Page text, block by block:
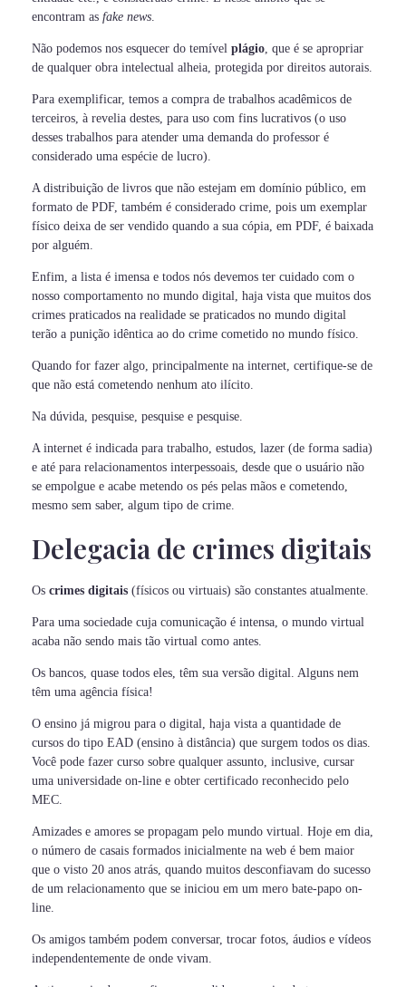
encontram as fake news
Não podemos nos esquecer do temível plágio , que é se apropriar
de qualquer obra intelectual alheia, protegida por direitos autorais.
Para exemplificar, temos a compra de trabalhos acadêmicos de
terceiros, à revelia destes, para uso com fins lucrativos (o uso
desses trabalhos para atender uma demanda do professor é
considerado uma espécie de lucro).
A distribuição de livros que não estejam em domínio público, em
formato de PDF, também é considerado crime, pois um exemplar
físico deixa de ser vendido quando a sua cópia, em PDF, é baixada
por alguém.
Enfim, a lista é imensa e todos nós devemos ter cuidado com o
nosso comportamento no mundo digital, haja vista que muitos dos
crimes praticados na realidade se praticados no mundo digital
terão a punição idêntica ao do crime cometido no mundo físico.
Quando for fazer algo, principalmente na internet, certifique-se de
que não está cometendo nenhum ato ilícito.
Na dúvida, pesquise, pesquise e pesquise.
A internet é indicada para trabalho, estudos, lazer (de forma sadia)
e até para relacionamentos interpessoais, desde que o usuário não
se empolgue e acabe metendo os pés pelas mãos e cometendo,
mesmo sem saber, algum tipo de crime.
Delegacia de crimes digitais
Os crimes digitais (físicos ou virtuais) são constantes atualmente.
Para uma sociedade cuja comunicação é intensa, o mundo virtual
acaba não sendo mais tão virtual como antes.
Os bancos, quase todos eles, têm sua versão digital. Alguns nem
têm uma agência física!
O ensino já migrou para o digital, haja vista a quantidade de
cursos do tipo EAD (ensino à distância) que surgem todos os dias.
Você pode fazer curso sobre qualquer assunto, inclusive, cursar
uma universidade on-line e obter certificado reconhecido pelo
MEC.
Amizades e amores se propagam pelo mundo virtual. Hoje em dia,
o número de casais formados inicialmente na web é bem maior
que o visto 20 anos atrás, quando muitos desconfiavam do sucesso
de um relacionamento que se iniciou em um mero bate-papo on-
line.
Os amigos também podem conversar, trocar fotos, áudios e vídeos
independentemente de onde vivam.